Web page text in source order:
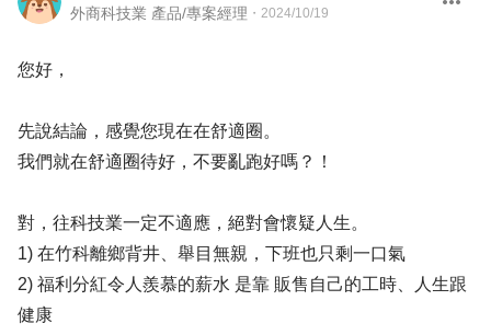
外商科技業 產品/專案經理 ・ 2024/10/19
您好，
先說結論，感覺您現在在舒適圈。
我們就在舒適圈待好，不要亂跑好嗎？！
對，往科技業一定不適應，絕對會懷疑人生。
1) 在竹科離鄉背井、舉目無親，下班也只剩一口氣
2) 福利分紅令人羨慕的薪水 是靠 販售自己的工時、人生跟
健康